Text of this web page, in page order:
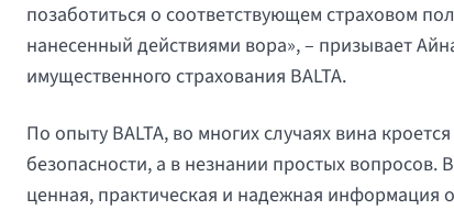
позаботиться о соответствующем страховом
нанесенный действиями вора», – призывает
имущественного страхования BALTA.
По опыту BALTA, во многих случаях вина
безопасности, а в незнании простых вопросов.
ценная, практическая и надежная информация